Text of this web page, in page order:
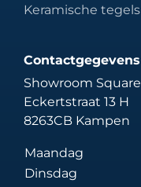
Keramische tegels
Contactgegevens
Showroom Square
Eckertstraat 13 H
8263CB Kampen
Maandag
Dinsdag